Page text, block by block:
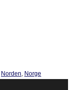
Norden, Norge